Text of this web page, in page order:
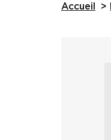
Accueil